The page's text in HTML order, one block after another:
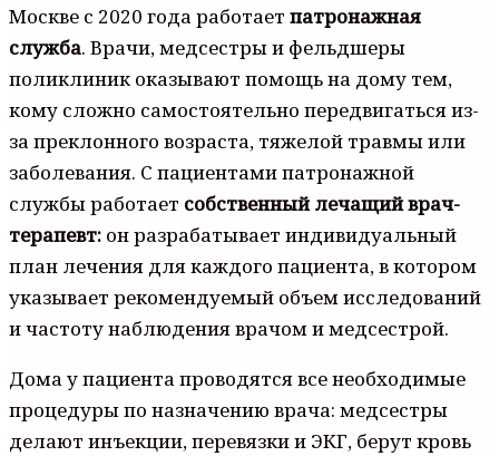
Москве с 2020 года работает патронажная
служба. Врачи, медсестры и фельдшеры
поликлиник оказывают помощь на дому тем,
кому сложно самостоятельно передвигаться из-
за преклонного возраста, тяжелой травмы или
заболевания. С пациентами патронажной
службы работает собственный лечащий врач-
терапевт: он разрабатывает индивидуальный
план лечения для каждого пациента, в котором
указывает рекомендуемый объем исследований
и частоту наблюдения врачом и медсестрой.
Дома у пациента проводятся все необходимые
процедуры по назначению врача: медсестры
делают инъекции, перевязки и ЭКГ, берут кровь